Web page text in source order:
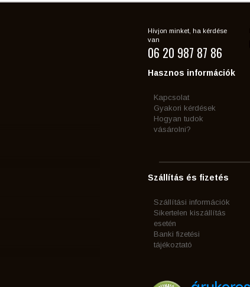
Hívjon minket, ha kérdése
van
06 20 987 87 86
Hasznos információk
Kapcsolat
Gyakori kérdések
Hogyan tudok
vásárolni?
Szállítás és fizetés
Szállítási információk
Sikertelen kiszállítás
esetén
Banki fizetési
tájékoztató